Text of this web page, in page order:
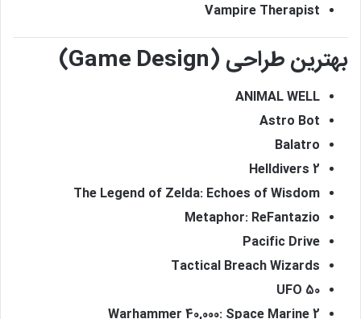
Vampire Therapist
بهترین طراحی (Game Design)
ANIMAL WELL
Astro Bot
Balatro
Helldivers 2
The Legend of Zelda: Echoes of Wisdom
Metaphor: ReFantazio
Pacific Drive
Tactical Breach Wizards
UFO 50
Warhammer 40,000: Space Marine 2